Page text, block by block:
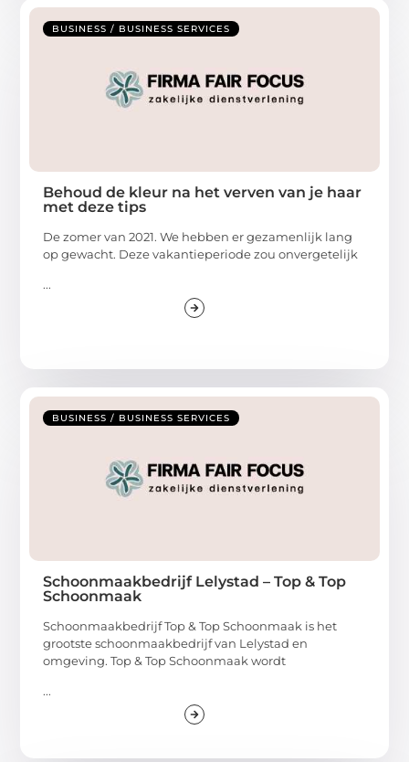
BUSINESS / BUSINESS SERVICES
Behoud de kleur na het verven van je haar
met deze tips
De zomer van 2021. We hebben er gezamenlijk lang
op gewacht. Deze vakantieperiode zou onvergetelijk
...
BUSINESS / BUSINESS SERVICES
Schoonmaakbedrijf Lelystad – Top & Top
Schoonmaak
Schoonmaakbedrijf Top & Top Schoonmaak is het
grootste schoonmaakbedrijf van Lelystad en
omgeving. Top & Top Schoonmaak wordt
...